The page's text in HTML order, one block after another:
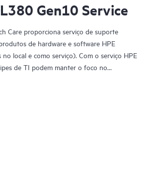
Gen10 Service
Care proporciona serviço de suporte
de hardware e software HPE
local e como serviço). Com o serviço HPE
de TI podem manter o foco no
agir, em vez de apenas reagir a problemas.
Care permite acesso direto a especialistas